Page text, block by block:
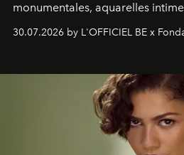
monumentales, aquarelles
soufflé, l’artiste français
émotionnel où chaque œuvre
émerveillement.
30.07.2026 by L'OFFICIEL BE x